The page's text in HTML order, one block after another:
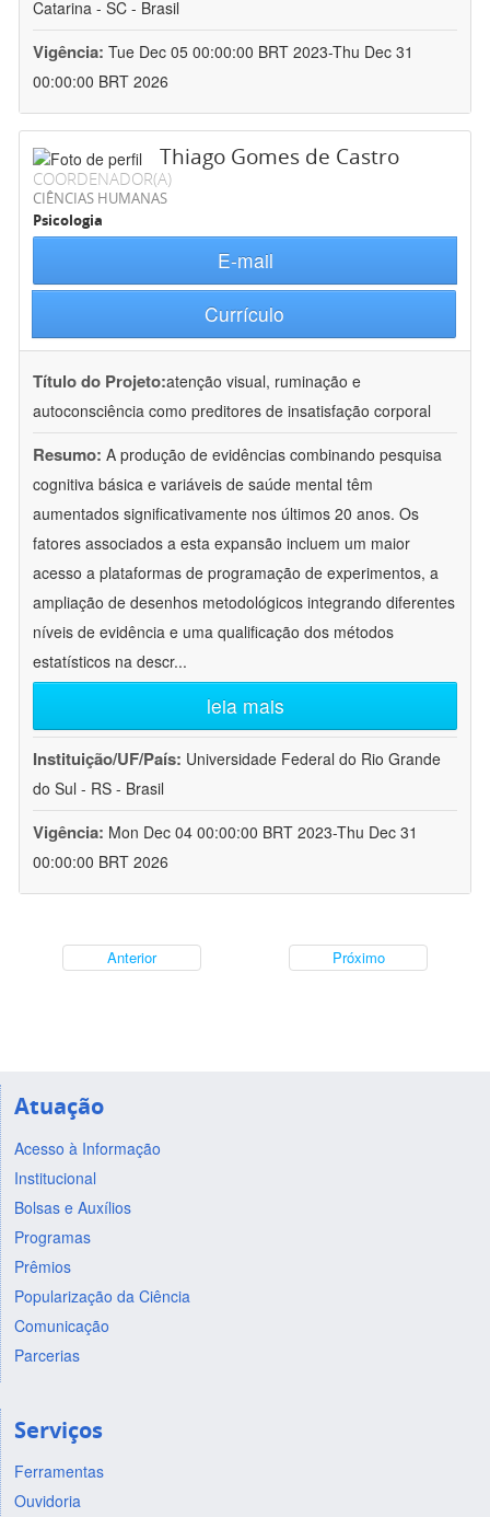
Catarina - SC - Brasil
Vigência: Tue Dec 05 00:00:00 BRT 2023-Thu Dec 31
00:00:00 BRT 2026
Thiago Gomes de Castro
COORDENADOR(A)
CIÊNCIAS HUMANAS
Psicologia
E-mail
Currículo
Título do Projeto:atenção visual, ruminação e
autoconsciência como preditores de insatisfação corporal
Resumo: A produção de evidências combinando pesquisa
cognitiva básica e variáveis de saúde mental têm
aumentados significativamente nos últimos 20 anos. Os
fatores associados a esta expansão incluem um maior
acesso a plataformas de programação de experimentos, a
ampliação de desenhos metodológicos integrando diferentes
níveis de evidência e uma qualificação dos métodos
estatísticos na descr...
leia mais
Instituição/UF/País: Universidade Federal do Rio Grande
do Sul - RS - Brasil
Vigência: Mon Dec 04 00:00:00 BRT 2023-Thu Dec 31
00:00:00 BRT 2026
Anterior Próximo
Atuação
Acesso à Informação
Institucional
Bolsas e Auxílios
Programas
Prêmios
Popularização da Ciência
Comunicação
Parcerias
Serviços
Ferramentas
Ouvidoria